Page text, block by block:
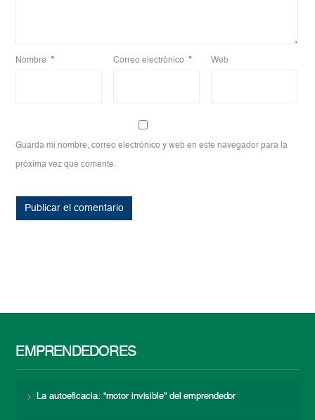
Nombre * Correo electrónico * Web
Guarda mi nombre, correo electrónico y web en este navegador para la
próxima vez que comente.
EMPRENDEDORES
La autoeficacia: “motor invisible” del emprendedor